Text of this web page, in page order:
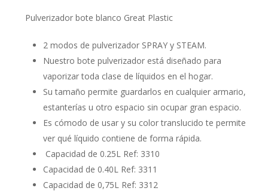
precios:
€1,80
hasta
€2,75
Pulverizador bote blanco Great Plastic
2 modos de pulverizador SPRAY y STEAM.
Nuestro bote pulverizador está diseñado para
vaporizar toda clase de líquidos en el hogar.
Su tamaño permite guardarlos en cualquier armario,
estanterías u otro espacio sin ocupar gran espacio.
Es cómodo de usar y su color translucido te permite
ver qué líquido contiene de forma rápida.
Capacidad de 0.25L Ref: 3310
Capacidad de 0.40L Ref: 3311
Capacidad de 0,75L Ref: 3312